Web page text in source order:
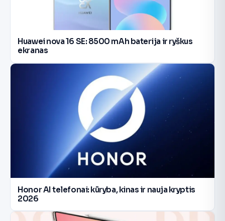
Huawei nova 16 SE: 8500 mAh baterija ir ryškus
ekranas
Honor AI telefonai: kūryba, kinas ir nauja kryptis
2026